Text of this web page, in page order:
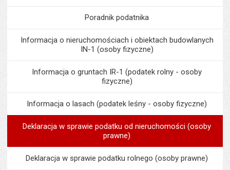
Poradnik podatnika
Informacja o nieruchomościach i obiektach budowlanych
IN-1 (osoby fizyczne)
Informacja o gruntach IR-1 (podatek rolny - osoby
fizyczne)
Informacja o lasach (podatek leśny - osoby fizyczne)
Deklaracja w sprawie podatku od nieruchomości (osoby
prawne)
Deklaracja w sprawie podatku rolnego (osoby prawne)